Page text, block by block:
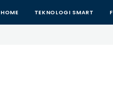
HOME TEKNOLOGI SMART